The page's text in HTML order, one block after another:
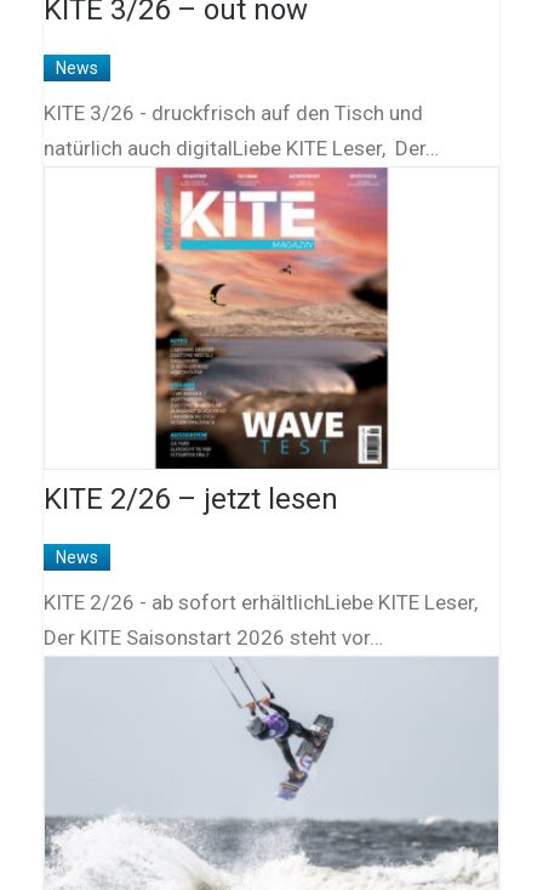
KITE 3/26 – out now
News
KITE 3/26 - druckfrisch auf den Tisch und
natürlich auch digitalLiebe KITE Leser, Der…
KITE 2/26 – jetzt lesen
News
KITE 2/26 - ab sofort erhältlichLiebe KITE Leser,
Der KITE Saisonstart 2026 steht vor…